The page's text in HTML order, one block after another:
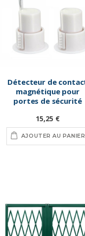
Détecteur de
magnétique pour
portes de sécurité
15,25 €
AJOUTER AU PANIER